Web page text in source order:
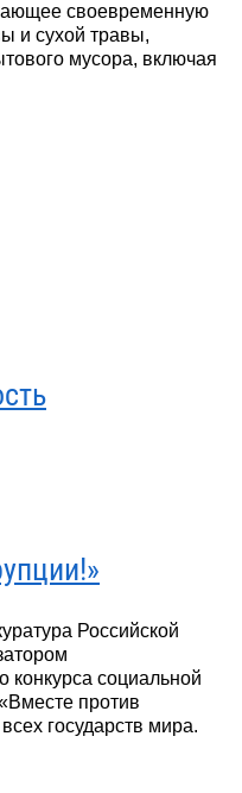
своевременную
и сухой травы,
мусора, включая
Российской
социальной
против
государств мира.